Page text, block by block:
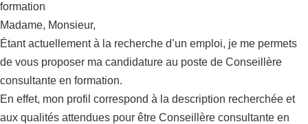
formation
Madame, Monsieur,
Étant actuellement à la recherche d’un emploi, je me permets
de vous proposer ma candidature au poste de Conseillère
consultante en formation.
En effet, mon profil correspond à la description recherchée et
aux qualités attendues pour être Conseillère consultante en